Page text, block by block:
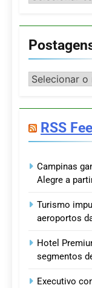
Postagens
RSS
Campinas
Alegre a
Turismo
aeroportos
Hotel
segmentos
Executivo